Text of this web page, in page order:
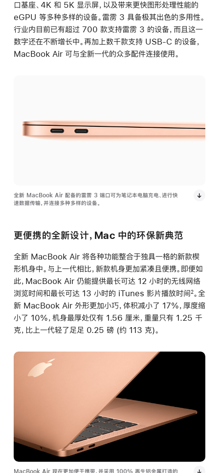
口基座、4K 和 5K 显示屏，以及带来更快图形处理性能的
eGPU 等多种多样的设备。雷雳 3 具备极其出色的多用性。
行业内目前已有超过 700 款支持雷雳 3 的设备，而且这一
数字还在不断增长中。再加上数千款支持 USB-C 的设备，
MacBook Air 可与全新一代的众多配件连接使用。
全新 MacBook Air 配备的雷雳 3 端口可为笔记本电脑充电、进行快
速数据传输，并连接多种多样的设备。
更便携的全新设计，Mac 中的环保新典范
全新 MacBook Air 将各种功能整合于独具一格的新款楔
形机身中。与上一代相比，新款机身更加紧凑且便携。即便如
此，MacBook Air 仍能提供最长可达 12 小时的无线网络
浏览时间和最长可达 13 小时的 iTunes 影片播放时间 2 。全
新 MacBook Air 外形更加小巧，体积减小了 17%，厚度缩
小了 10%，机身最厚处仅有 1.56 厘米，重量只有 1.25 千
克，比上一代轻了足足 0.25 磅 (约 113 克)。
MacBook Air 现在更加便于携带，并采用 100% 再生铝金属打造的